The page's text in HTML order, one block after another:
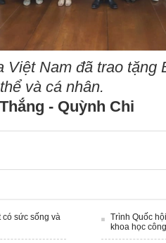
Việt Nam đã trao tặng
và cá nhân.
- Quỳnh Chi
sức sống và
Trình Quốc
khoa học